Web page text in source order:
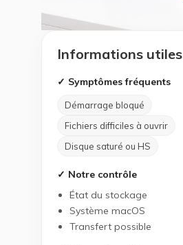
Informations utiles
✓ Symptômes fréquents
Démarrage bloqué
Fichiers difficiles à ouvrir
Disque saturé ou HS
✓ Notre contrôle
État du stockage
Système macOS
Transfert possible